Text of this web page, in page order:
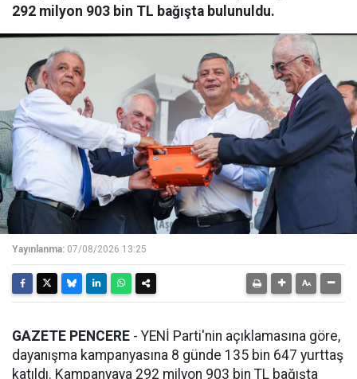
292 milyon 903 bin TL bağışta bulunuldu.
Yayınlanma: 07/08/2026 13:25
GAZETE PENCERE - YENİ Parti'nin açıklamasına göre,
dayanışma kampanyasına 8 günde 135 bin 647 yurttaş
katıldı. Kampanyaya 292 milyon 903 bin TL bağışta